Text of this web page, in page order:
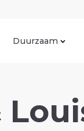
Duurzaam